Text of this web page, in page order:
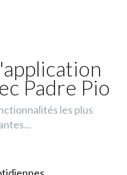
Padre Pio
les plus